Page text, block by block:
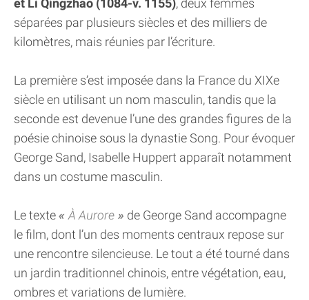
et Li Qingzhao (1084-v. 1155), deux femmes
séparées par plusieurs siècles et des milliers de
kilomètres, mais réunies par l’écriture.
La première s’est imposée dans la France du XIXe
siècle en utilisant un nom masculin, tandis que la
seconde est devenue l’une des grandes figures de la
poésie chinoise sous la dynastie Song. Pour évoquer
George Sand, Isabelle Huppert apparaît notamment
dans un costume masculin.
Le texte À Aurore
de George Sand accompagne
le film, dont l’un des moments centraux repose sur
une rencontre silencieuse. Le tout a été tourné dans
un jardin traditionnel chinois, entre végétation, eau,
ombres et variations de lumière.